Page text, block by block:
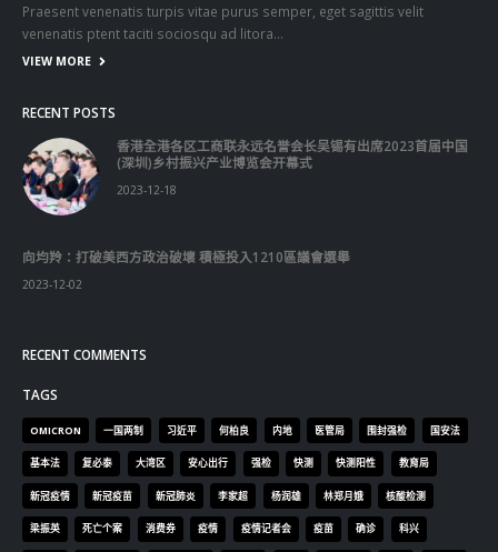
Praesent venenatis turpis vitae purus semper, eget sagittis velit
venenatis ptent taciti sociosqu ad litora…
VIEW MORE
RECENT POSTS
香港全港各区工商联永远名誉会长吴锡有出席2023首届中国
(深圳)乡村振兴产业博览会开幕式
2023-12-18
向均羚：打破美西方政治破壞 積極投入1210區議會選舉
2023-12-02
RECENT COMMENTS
TAGS
OMICRON 一国两制 习近平 何柏良 内地 医管局 围封强检 国安法
基本法 复必泰 大湾区 安心出行 强检 快测 快测阳性 教育局
新冠疫情 新冠疫苗 新冠肺炎 李家超 杨润雄 林郑月娥 核酸检测
梁振英 死亡个案 消费券 疫情 疫情记者会 疫苗 确诊 科兴